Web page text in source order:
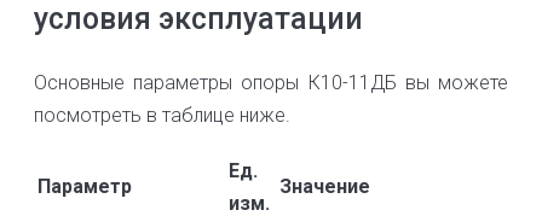
условия эксплуатации
Основные параметры опоры К10-11ДБ вы можете
посмотреть в таблице ниже.
Параметр
Ед.
изм.
Значение